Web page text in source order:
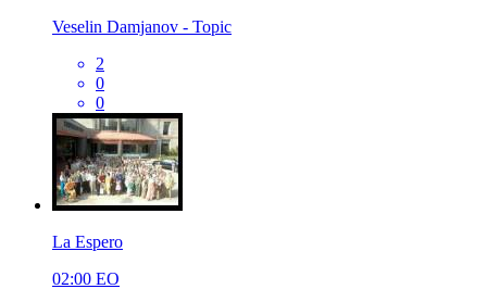
Veselin Damjanov - Topic
2
0
0
La Espero
02:00 EO